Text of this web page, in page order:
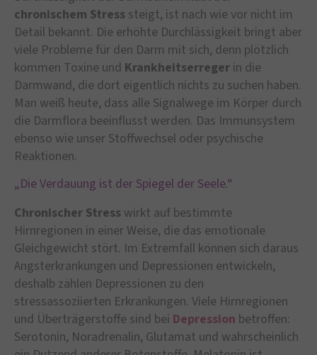
chronischem Stress steigt, ist nach wie vor nicht im
Detail bekannt. Die erhöhte Durchlässigkeit bringt aber
viele Probleme für den Darm mit sich, denn plötzlich
kommen Toxine und Krankheitserreger in die
Darmwand, die dort eigentlich nichts zu suchen haben.
Man weiß heute, dass alle Signalwege im Körper durch
die Darmflora beeinflusst werden. Das Immunsystem
ebenso wie unser Stoffwechsel oder psychische
Reaktionen.
„Die Verdauung ist der Spiegel der Seele.“
Chronischer Stress wirkt auf bestimmte
Hirnregionen in einer Weise, die das emotionale
Gleichgewicht stört. Im Extremfall können sich daraus
Angsterkrankungen und Depressionen entwickeln,
deshalb zählen Depressionen zu den
stressassoziierten Erkrankungen. Viele Hirnregionen
und Überträgerstoffe sind bei Depression betroffen:
Serotonin, Noradrenalin, Glutamat und wahrscheinlich